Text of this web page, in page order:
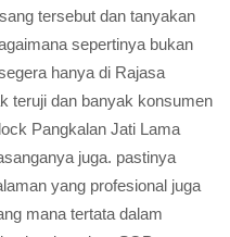
tersebut dan tanyakan
sepertinya bukan
hanya di Rajasa
teruji dan banyak konsumen
Pangkalan Jati Lama
juga. pastinya
yang profesional juga
mana tertata dalam